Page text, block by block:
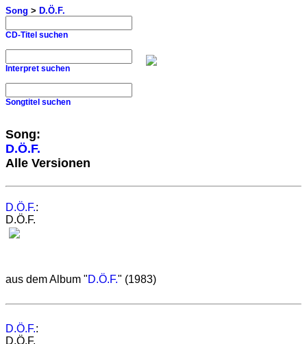
Song > D.Ö.F.
CD-Titel suchen
Interpret suchen
Songtitel suchen
Song:
D.Ö.F.
Alle Versionen
D.Ö.F.:
D.Ö.F.
aus dem Album "D.Ö.F." (1983)
D.Ö.F.:
D.Ö.F.